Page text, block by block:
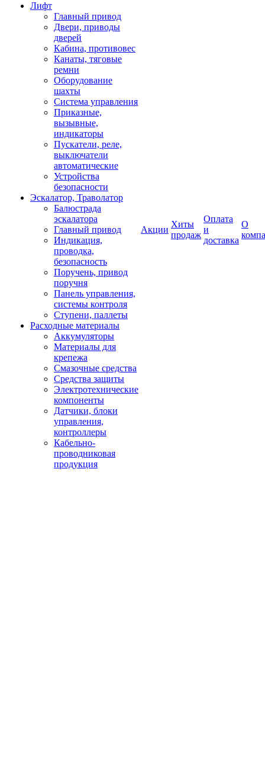
Лифт
Главный привод
Двери, приводы
дверей
Кабина, противовес
Канаты, тяговые
ремни
Оборудование
шахты
Система управления
Приказные,
вызывные,
индикаторы
Пускатели, реле,
выключатели
автоматические
Устройства
безопасности
Эскалатор, Траволатор
Балюстрада
эскалатора
Главный привод
Индикация,
проводка,
безопасность
Поручень, привод
поручня
Панель управления,
системы контроля
Ступени, паллеты
Расходные материалы
Аккумуляторы
Материалы для
крепежа
Смазочные средства
Средства защиты
Электротехнические
компоненты
Датчики, блоки
управления,
контроллеры
Кабельно-
проводниковая
продукция
Акции
Хиты
продаж
Оплата
и
доставка
О